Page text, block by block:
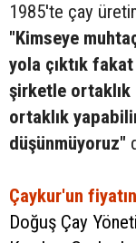
1985'te çay
"Kimseye
yola çıktık
şirketle ortaklık
ortaklık
düşünmüyoruz"
Çaykur'un
Doğuş Çay